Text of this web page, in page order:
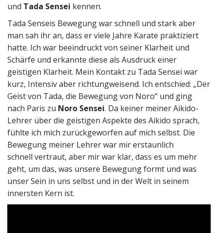
und Tada Sensei kennen.
Tada Senseis Bewegung war schnell und stark aber
man sah ihr an, dass er viele Jahre Karate praktiziert
hatte. Ich war beeindruckt von seiner Klarheit und
Schärfe und erkannte diese als Ausdruck einer
geistigen Klarheit. Mein Kontakt zu Tada Sensei war
kurz, Intensiv aber richtungweisend. Ich entschied: „Der
Geist von Tada, die Bewegung von Noro“ und ging
nach Paris zu Noro Sensei. Da keiner meiner Aikido-
Lehrer über die geistigen Aspekte des Aikido sprach,
fühlte ich mich zurückgeworfen auf mich selbst. Die
Bewegung meiner Lehrer war mir erstaunlich
schnell vertraut, aber mir war klar, dass es um mehr
geht, um das, was unsere Bewegung formt und was
unser Sein in uns selbst und in der Welt in seinem
innersten Kern ist.